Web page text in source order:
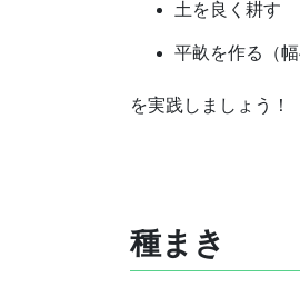
土を良く耕す
平畝を作る（
を実践しましょう！
種まき